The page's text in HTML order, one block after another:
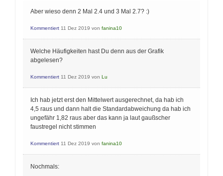
Aber wieso denn 2 Mal 2.4 und 3 Mal 2.7? :)
Kommentiert 11 Dez 2019 von fanina10
Welche Häufigkeiten hast Du denn aus der Grafik
abgelesen?
Kommentiert 11 Dez 2019 von Lu
Ich hab jetzt erst den Mittelwert ausgerechnet, da hab ich
4,5 raus und dann halt die Standardabweichung da hab ich
ungefähr 1,82 raus aber das kann ja laut gaußscher
faustregel nicht stimmen
Kommentiert 11 Dez 2019 von fanina10
Nochmals: